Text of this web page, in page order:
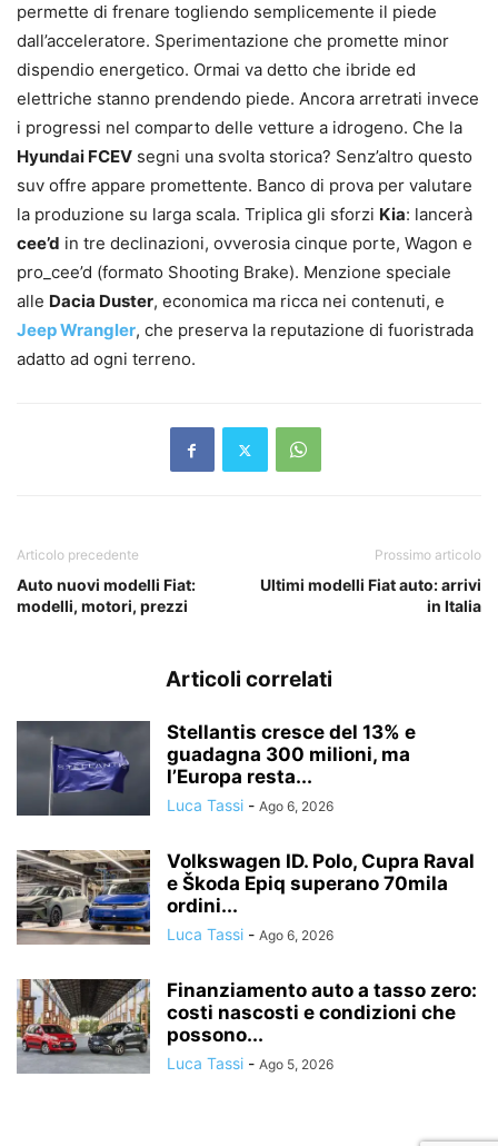
permette di frenare togliendo semplicemente il piede
dall’acceleratore. Sperimentazione che promette minor
dispendio energetico. Ormai va detto che ibride ed
elettriche stanno prendendo piede. Ancora arretrati invece
i progressi nel comparto delle vetture a idrogeno. Che la
Hyundai FCEV segni una svolta storica? Senz’altro questo
suv offre appare promettente. Banco di prova per valutare
la produzione su larga scala. Triplica gli sforzi Kia: lancerà
cee’d in tre declinazioni, ovverosia cinque porte, Wagon e
pro_cee’d (formato Shooting Brake). Menzione speciale
alle Dacia Duster, economica ma ricca nei contenuti, e
Jeep Wrangler, che preserva la reputazione di fuoristrada
adatto ad ogni terreno.
Articolo precedente
Auto nuovi modelli Fiat:
modelli, motori, prezzi
Prossimo articolo
Ultimi modelli Fiat auto: arrivi
in Italia
Articoli correlati
Stellantis cresce del 13% e
guadagna 300 milioni, ma
l’Europa resta...
Luca Tassi - Ago 6, 2026
Volkswagen ID. Polo, Cupra Raval
e Škoda Epiq superano 70mila
ordini...
Luca Tassi - Ago 6, 2026
Finanziamento auto a tasso zero:
costi nascosti e condizioni che
possono...
Luca Tassi - Ago 5, 2026